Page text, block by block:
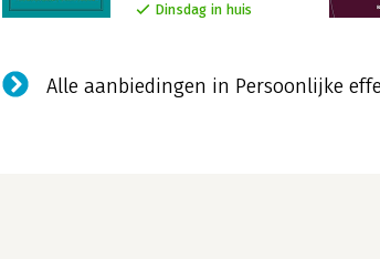
Dinsdag in huis
Alle aanbiedingen in Persoonlijke